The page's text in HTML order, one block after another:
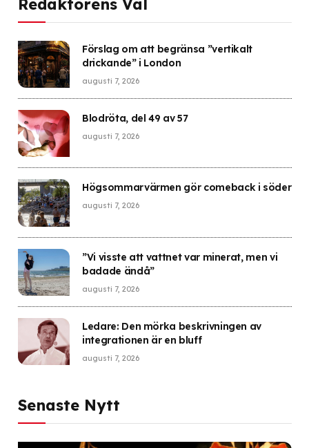
Redaktörens Val
Förslag om att begränsa ”vertikalt
drickande” i London
augusti 7, 2026
Blodröta, del 49 av 57
augusti 7, 2026
Högsommarvärmen gör comeback i söder
augusti 7, 2026
”Vi visste att vattnet var minerat, men vi
badade ändå”
augusti 7, 2026
Ledare: Den mörka beskrivningen av
integrationen är en bluff
augusti 7, 2026
Senaste Nytt